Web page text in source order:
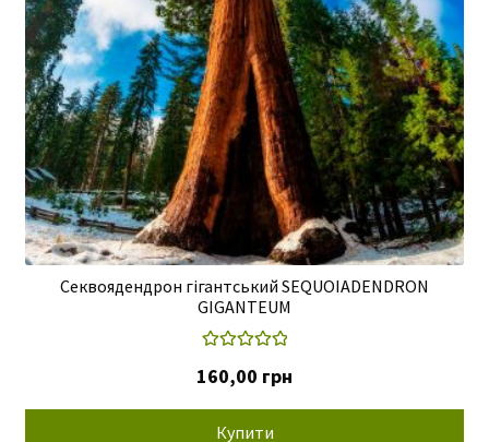
Секвоядендрон гігантський SEQUOIADENDRON
GIGANTEUM
5.00з 5
160,00 грн
Купити